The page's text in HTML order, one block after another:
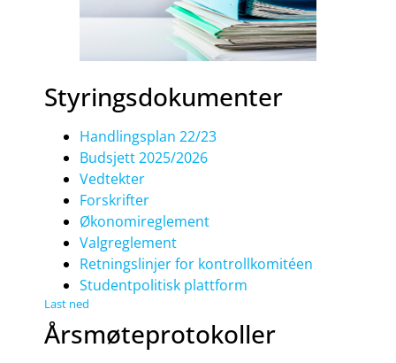
Styringsdokumenter
Handlingsplan 22/23
Budsjett 2025/2026
Vedtekter
Forskrifter
Økonomireglement
Valgreglement
Retningslinjer for kontrollkomitéen
Studentpolitisk plattform
Last ned
Årsmøteprotokoller